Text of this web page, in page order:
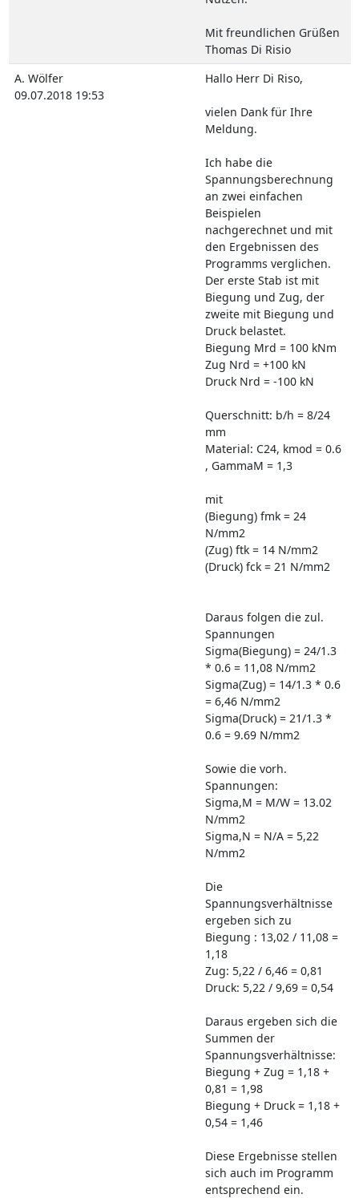
Mit freundlichen Grüßen
Thomas Di Risio
A. Wölfer
09.07.2018 19:53
Hallo Herr Di Riso,
vielen Dank für Ihre
Meldung.
Ich habe die
Spannungsberechnung
an zwei einfachen
Beispielen
nachgerechnet und mit
den Ergebnissen des
Programms verglichen.
Der erste Stab ist mit
Biegung und Zug, der
zweite mit Biegung und
Druck belastet.
Biegung Mrd = 100 kNm
Zug Nrd = +100 kN
Druck Nrd = -100 kN
Querschnitt: b/h = 8/24
mm
Material: C24, kmod = 0.6
, GammaM = 1,3
mit
(Biegung) fmk = 24
N/mm2
(Zug) ftk = 14 N/mm2
(Druck) fck = 21 N/mm2
Daraus folgen die zul.
Spannungen
Sigma(Biegung) = 24/1.3
* 0.6 = 11,08 N/mm2
Sigma(Zug) = 14/1.3 * 0.6
= 6,46 N/mm2
Sigma(Druck) = 21/1.3 *
0.6 = 9.69 N/mm2
Sowie die vorh.
Spannungen:
Sigma,M = M/W = 13.02
N/mm2
Sigma,N = N/A = 5,22
N/mm2
Die
Spannungsverhältnisse
ergeben sich zu
Biegung : 13,02 / 11,08 =
1,18
Zug: 5,22 / 6,46 = 0,81
Druck: 5,22 / 9,69 = 0,54
Daraus ergeben sich die
Summen der
Spannungsverhältnisse:
Biegung + Zug = 1,18 +
0,81 = 1,98
Biegung + Druck = 1,18 +
0,54 = 1,46
Diese Ergebnisse stellen
sich auch im Programm
entsprechend ein.